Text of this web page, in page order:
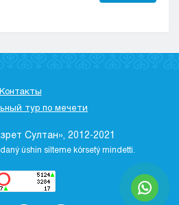
Контакты
тур по мечети
Султан», 2012-2021
úshіn sіlteme kórsetý mіndettі.